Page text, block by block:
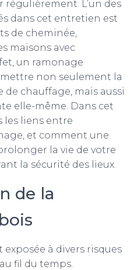
régulièrement. L’un des
dans cet entretien est
de cheminée,
maisons avec
un ramonage
non seulement la
chauffage, mais aussi
elle-même. Dans cet
les liens entre
et comment une
la vie de votre
la sécurité des lieux.
de la
exposée à divers risques
fil du temps.